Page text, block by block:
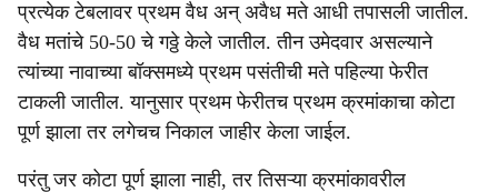
प्रत्येक टेबलावर प्रथम वैध अन् अवैध मते आधी तपासली जातील.
वैध मतांचे 50-50 चे गठ्ठे केले जातील. तीन उमेदवार असल्याने
त्यांच्या नावाच्या बॉक्समध्ये प्रथम पसंतीची मते पहिल्या फेरीत
टाकली जातील. यानुसार प्रथम फेरीतच प्रथम क्रमांकाचा कोटा
पूर्ण झाला तर लगेचच निकाल जाहीर केला जाईल.
परंतु जर कोटा पूर्ण झाला नाही, तर तिसऱ्या क्रमांकावरील